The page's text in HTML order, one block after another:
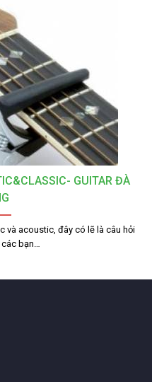
GUITAR ĐÀ
và acoustic, đây có lẽ là câu hỏi
bạn…